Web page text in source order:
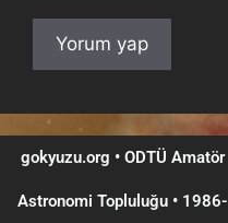
gokyuzu.org • ODTÜ Amatör
Astronomi Topluluğu •1986-